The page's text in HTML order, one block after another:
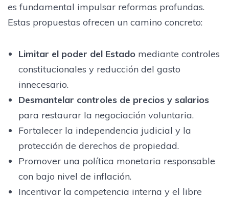
es fundamental impulsar reformas profundas.
Estas propuestas ofrecen un camino concreto:
Limitar el poder del Estadomediante controles
constitucionales y reducción del gasto
innecesario.
Desmantelar controles de precios y salarios
para restaurar la negociación voluntaria.
Fortalecer la independencia judicial y la
protección de derechos de propiedad.
Promover una política monetaria responsable
con bajo nivel de inflación.
Incentivar la competencia interna y el libre